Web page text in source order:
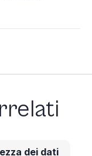
dei dati